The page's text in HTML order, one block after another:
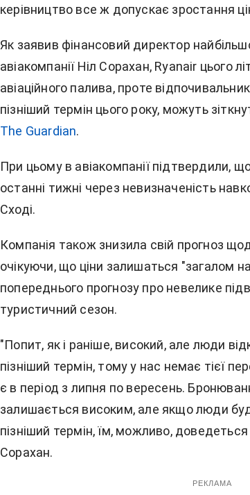
керівництво все ж допускає зростання
Як заявив фінансовий директор
авіакомпанії Ніл Сорахан, Ryanair цього
авіаційного палива, проте
пізніший термін цього року, можуть
The Guardian.
При цьому в авіакомпанії підтвердили,
останні тижні через невизначеність
Сході.
Компанія також знизила свій прогноз
очікуючи, що ціни залишаться "загалом на
попереднього прогнозу про невелике
туристичний сезон.
"Попит, як і раніше, високий, але люди
пізніший термін, тому у нас немає тієї
є в період з липня по вересень.
залишається високим, але якщо люди
пізніший термін, їм, можливо,
Сорахан.
РЕКЛАМА